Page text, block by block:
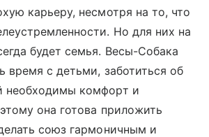
карьеру, несмотря на то, что
Но для них на
будет семья. Весы-Собака
время с детьми, заботиться об
комфорт и
она готова приложить
союз гармоничным и